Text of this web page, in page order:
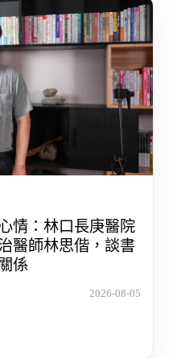
情：林口長庚醫院
醫師林思偕，談書
係
2026-08-05